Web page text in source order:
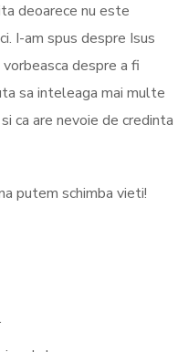
deoarece nu este
I-am spus despre Isus
despre a fi
sa inteleaga mai multe
ca are nevoie de credinta
putem schimba vieti!